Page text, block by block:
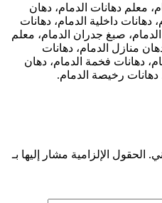
معلم دهانات الدمام، دهان
دهانات داخلية الدمام، دهانات
صبغ جدران الدمام، معلم
منازل الدمام، دهانات
دهانات فخمة الدمام، دهان
دهانات رخيصة الدمام.
الحقول الإلزامية مشار إليها بـ